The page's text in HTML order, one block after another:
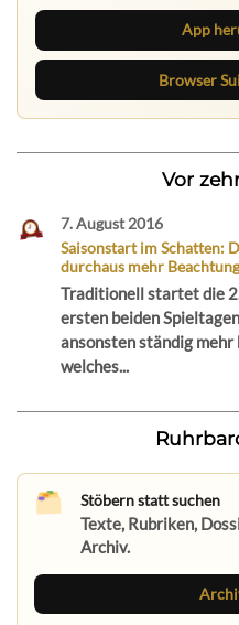
App
Browser
Vor
7. August 2016
Saisonstart im Schatten:
durchaus mehr
Traditionell startet die
ersten beiden
ansonsten ständig
welches...
Stöbern statt suchen
Texte, Rubriken,
Archiv.